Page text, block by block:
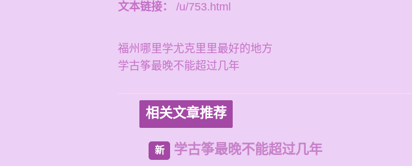
文本链接：
/u/753.html
福州哪里学尤克里里最好的地方
学古筝最晚不能超过几年
相关文章推荐
新 学古筝最晚不能超过几年